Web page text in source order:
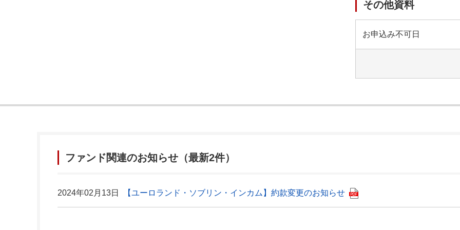
その他資料
お申込み不可日
ファンド関連のお知らせ（最新2件）
2024年02月13日 【ユーロランド・ソブリン・インカム】約款変更のお知らせ